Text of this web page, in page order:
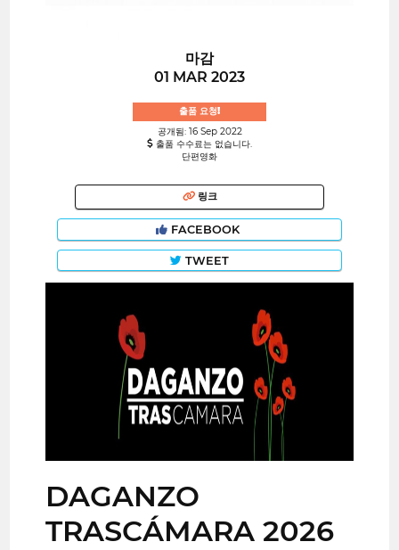
마감
01 MAR 2023
출품 요청!
공개됨: 16 Sep 2022
출품 수수료는 없습니다.
단편영화
링크
FACEBOOK
TWEET
DAGANZO
TRASCÁMARA 2026